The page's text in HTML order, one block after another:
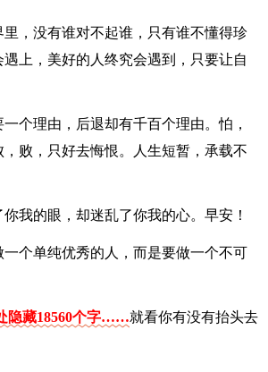
里，没有谁对不起谁，只有谁不懂得珍
上，美好的人终究会遇到，只要让自
个理由，后退却有千百个理由。怕，
败，只好去悔恨。人生短暂，承载不
我的眼，却迷乱了你我的心。早安！
一个单纯优秀的人，而是要做一个不可
藏18560个字……就看你有没有抬头去